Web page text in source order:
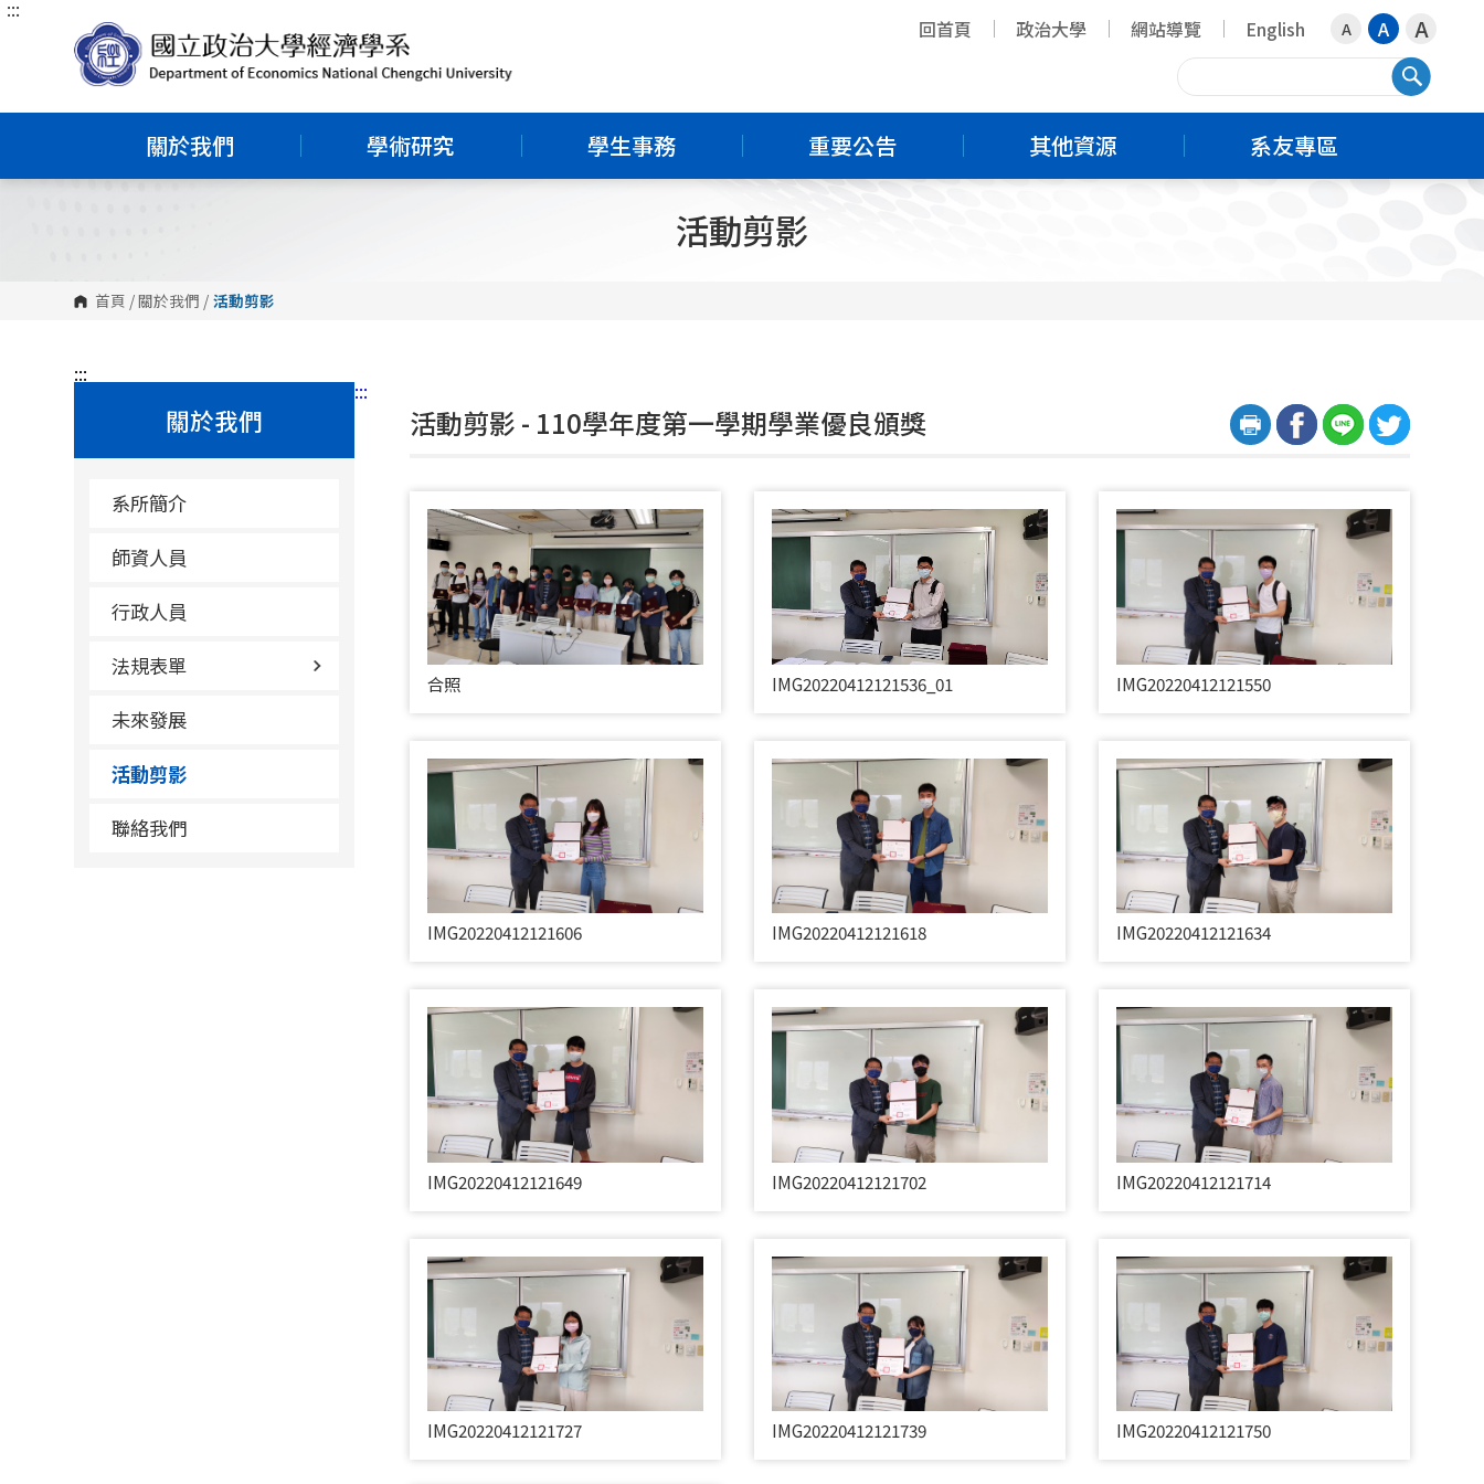
跳
區
:::
回首頁 政治大學 網站導覽 English A A A
關於我們 學術研究 學生事務 重要公告 其他資源 系友專區
活動剪影
首頁 /關於我們 / 活動剪影
:::
關於我們
系所簡介
師資人員
行政人員
法規表單
未來發展
活動剪影
聯絡我們
:::
活動剪影 - 110學年度第一學期學業優良頒獎
合照 IMG20220412121536_01 IMG20220412121550
IMG20220412121606 IMG20220412121618 IMG20220412121634
IMG20220412121649 IMG20220412121702 IMG20220412121714
IMG20220412121727 IMG20220412121739 IMG20220412121750